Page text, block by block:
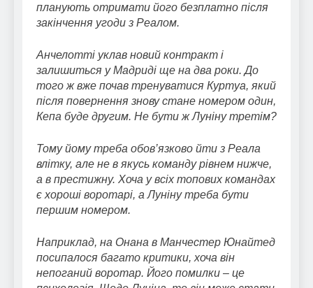
планують отримати його безплатно після
закінчення угоди з Реалом.
Анчелотті уклав новий контракт і
залишиться у Мадриді ще на два роки. До
того ж вже почав тренуватися Куртуа, який
після повернення знову стане номером один,
Кепа буде другим. Не бути ж Луніну третім?
Тому йому треба обов’язково йти з Реала
влітку, але не в якусь команду рівнем нижче,
а в престижну. Хоча у всіх топових командах
є хороші воротарі, а Луніну треба бути
першим номером.
Наприклад, на Онана в Манчестер Юнайтед
посипалося багато критики, хоча він
непоганий воротар. Його помилки – це